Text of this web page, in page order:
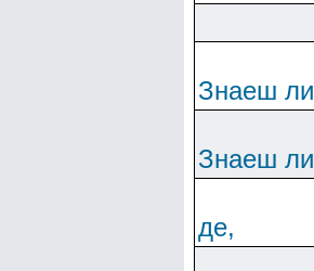
Знаеш ли
Знаеш ли
де,